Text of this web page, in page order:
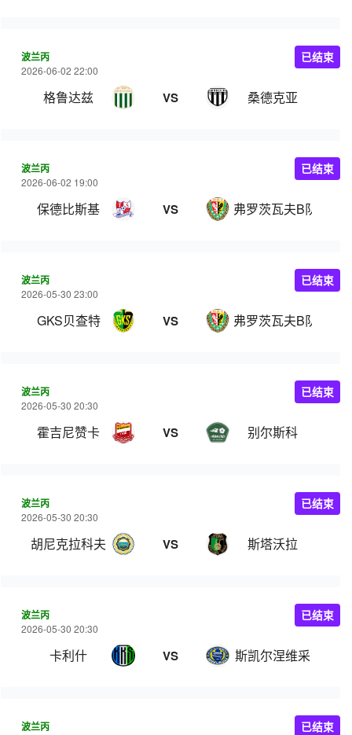
波兰丙
2026-06-02 22:00
格鲁达兹 VS 桑德克亚
已结束
波兰丙
2026-06-02 19:00
保德比斯基 VS 弗罗茨瓦夫B队
已结束
波兰丙
2026-05-30 23:00
GKS贝查特 VS 弗罗茨瓦夫B队
已结束
波兰丙
2026-05-30 20:30
霍吉尼赞卡 VS 别尔斯科
已结束
波兰丙
2026-05-30 20:30
胡尼克拉科夫 VS 斯塔沃拉
已结束
波兰丙
2026-05-30 20:30
卡利什 VS 斯凯尔涅维采
已结束
波兰丙 已结束